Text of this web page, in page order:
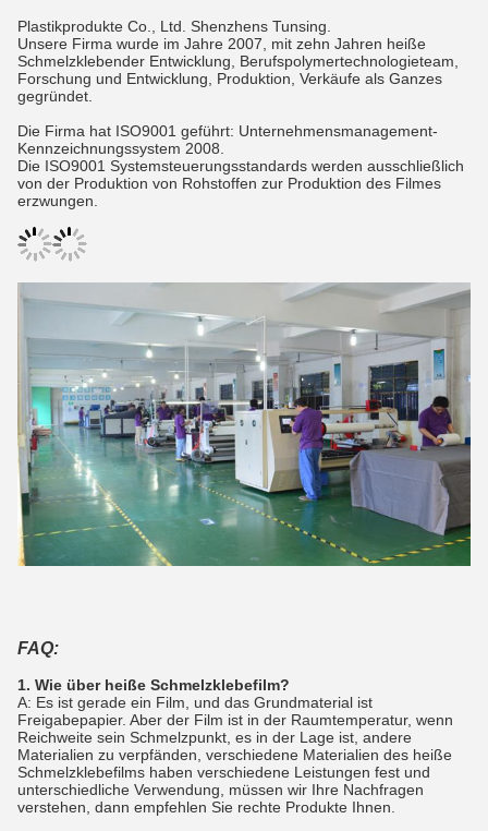
Plastikprodukte Co., Ltd. Shenzhens Tunsing.
Unsere Firma wurde im Jahre 2007, mit zehn Jahren heiße
Schmelzklebender Entwicklung, Berufspolymertechnologieteam,
Forschung und Entwicklung, Produktion, Verkäufe als Ganzes
gegründet.
Die Firma hat ISO9001 geführt: Unternehmensmanagement-
Kennzeichnungssystem 2008.
Die ISO9001 Systemsteuerungsstandards werden ausschließlich
von der Produktion von Rohstoffen zur Produktion des Filmes
erzwungen.
FAQ:
1. Wie über heiße Schmelzklebefilm?
A: Es ist gerade ein Film, und das Grundmaterial ist
Freigabepapier. Aber der Film ist in der Raumtemperatur, wenn
Reichweite sein Schmelzpunkt, es in der Lage ist, andere
Materialien zu verpfänden, verschiedene Materialien des heiße
Schmelzklebefilms haben verschiedene Leistungen fest und
unterschiedliche Verwendung, müssen wir Ihre Nachfragen
verstehen, dann empfehlen Sie rechte Produkte Ihnen.